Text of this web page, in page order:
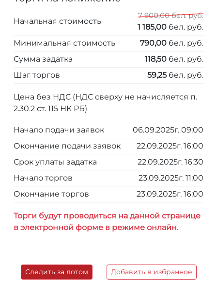
Начальная стоимость
7 900,00 бел. руб.
1 185,00 бел. руб.
Минимальная стоимость
790,00 бел. руб.
Сумма задатка
118,50 бел. руб.
Шаг торгов
59,25 бел. руб.
Цена без НДС (НДС сверху не начисляется п.
2.30.2 ст. 115 НК РБ)
Начало подачи заявок
06.09.2025г. 09:00
Окончание подачи заявок
22.09.2025г. 16:00
Срок уплаты задатка
22.09.2025г. 16:30
Начало торгов
23.09.2025г. 11:00
Окончание торгов
23.09.2025г. 16:00
Торги будут проводиться на данной странице
в электронной форме в режиме онлайн.
Следить за лотом Добавить в избранное